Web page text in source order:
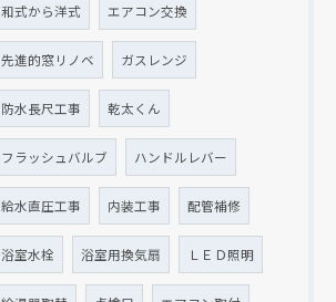
和式から洋式 エアコン交換
先進的窓リノベ ガスレンジ
防水長尺工事 乾太くん
フラッシュバルブ ハンドルレバー
給水直圧工事 内装工事 配管補修
浴室水栓 浴室用換気扇 ＬＥＤ照明